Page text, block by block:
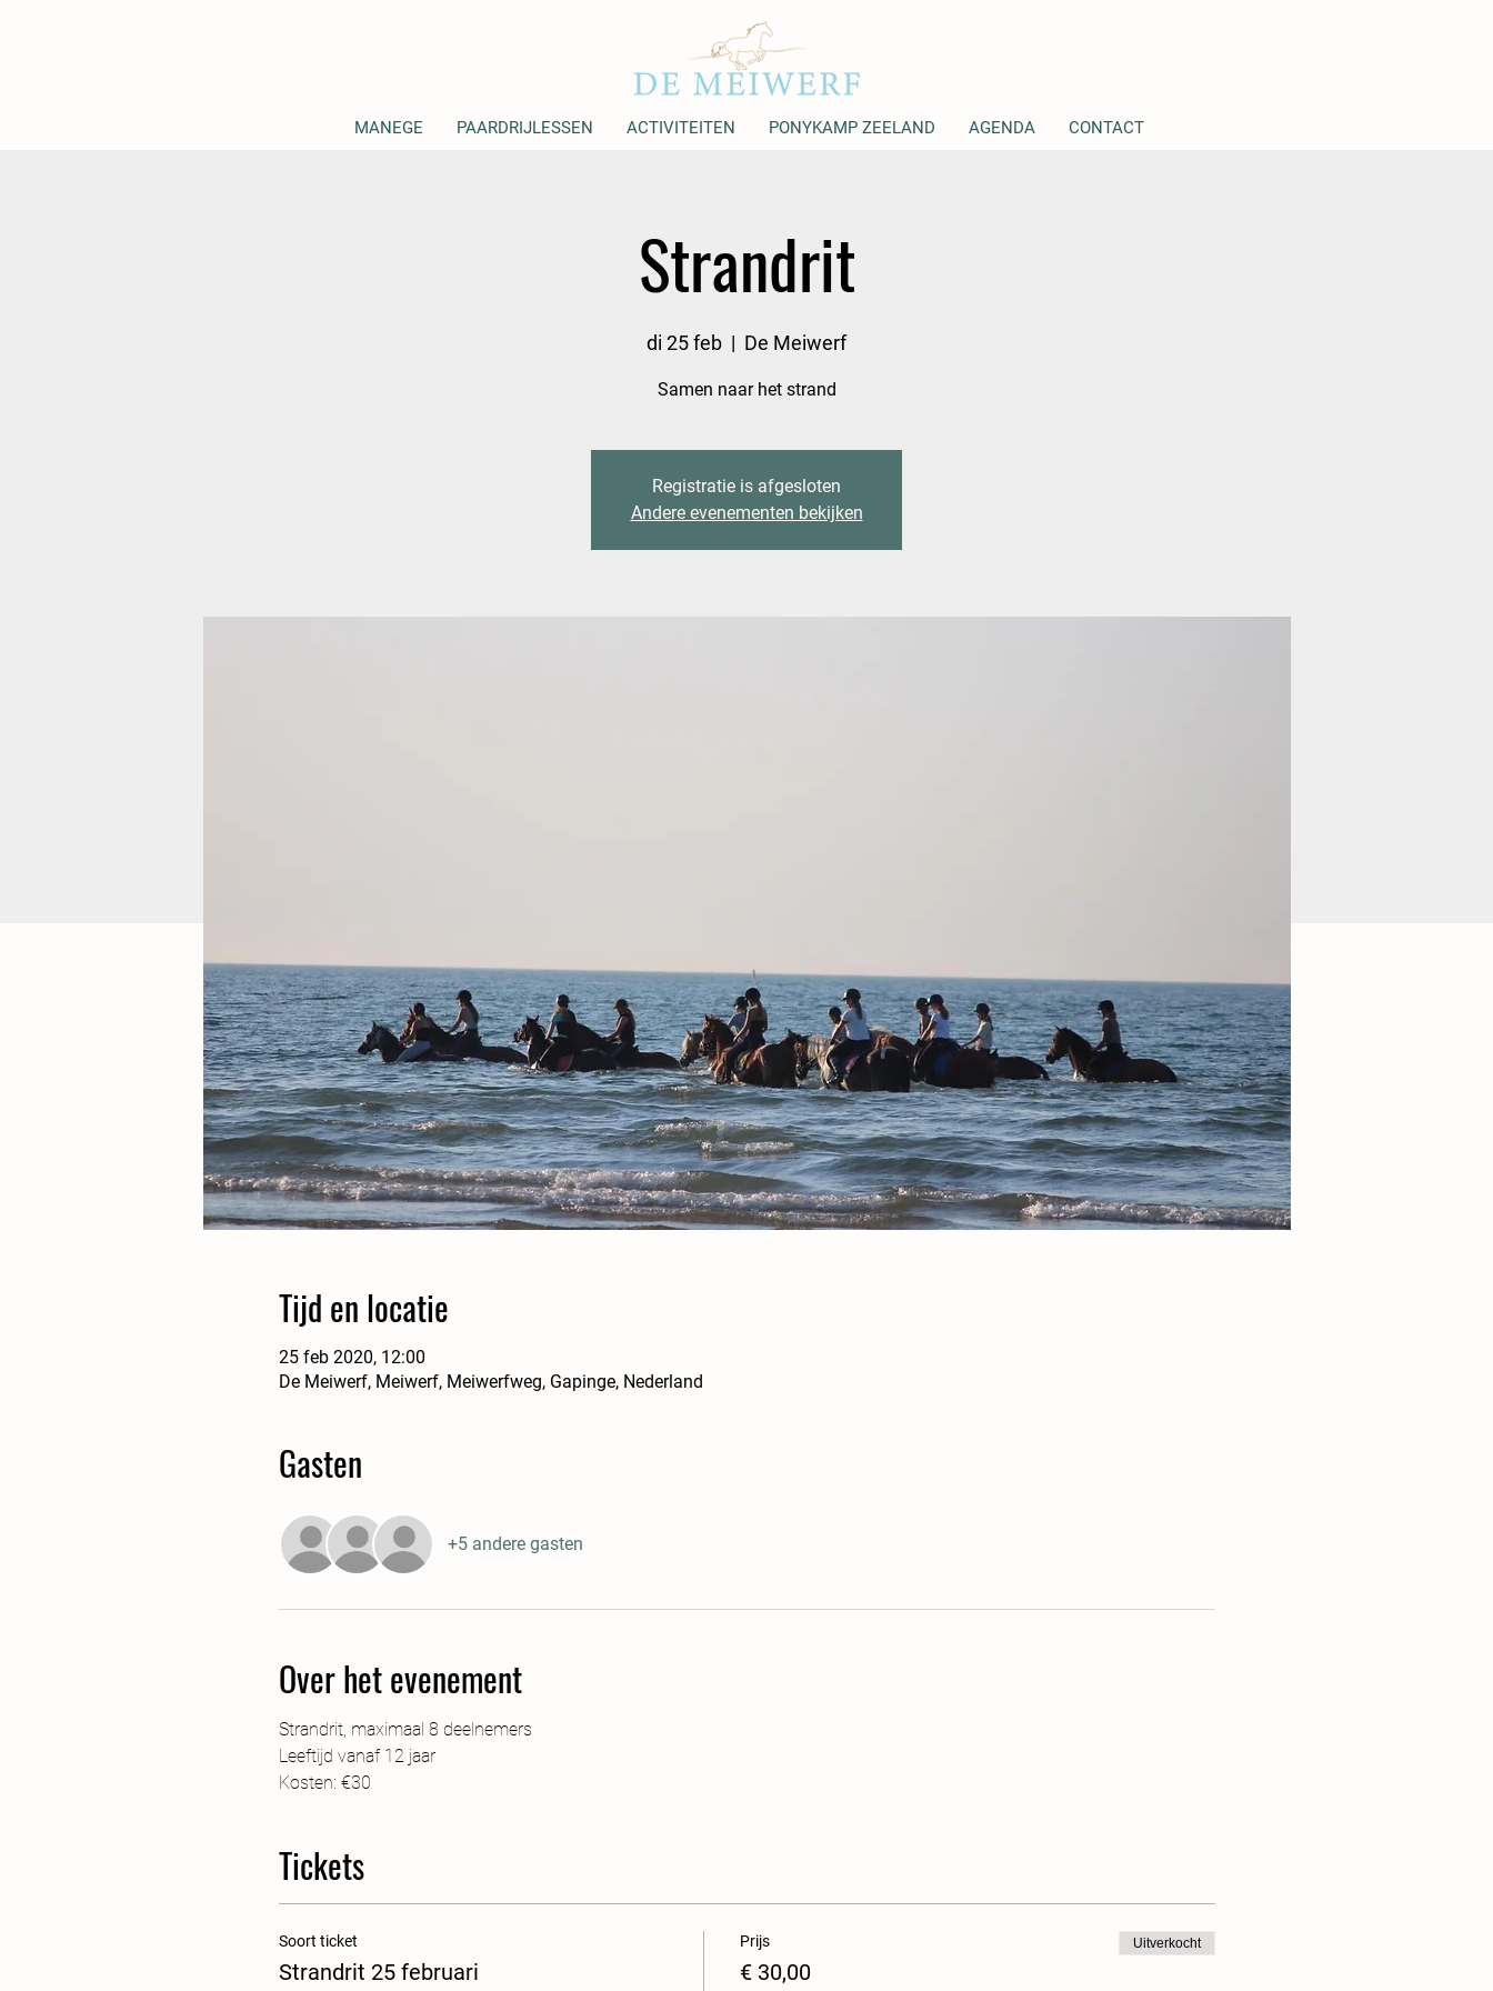
MANEGE PAARDRIJLESSEN ACTIVITEITEN PONYKAMP ZEELAND AGENDA CONTACT
Strandrit
di 25 feb
  |
De Meiwerf
Samen naar het strand
Registratie is afgesloten
Andere evenementen bekijken
Tijd en locatie
25 feb 2020, 12:00
De Meiwerf, Meiwerf, Meiwerfweg, Gapinge, Nederland
Gasten
+5 andere gasten
Over het evenement
Strandrit, maximaal 8 deelnemers
Leeftijd vanaf 12 jaar
Kosten: €30
Tickets
Soort ticket
Strandrit 25 februari
Prijs
€ 30,00
Uitverkocht